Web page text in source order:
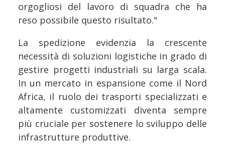
orgogliosi del lavoro di squadra che ha
reso possibile questo risultato."
La spedizione evidenzia la crescente
necessità di soluzioni logistiche in grado di
gestire progetti industriali su larga scala.
In un mercato in espansione come il Nord
Africa, il ruolo dei trasporti specializzati e
altamente customizzati diventa sempre
più cruciale per sostenere lo sviluppo delle
infrastrutture produttive.